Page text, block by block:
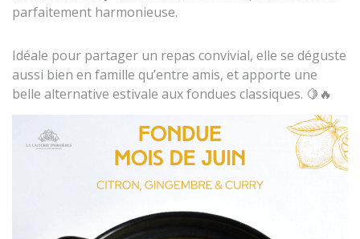
parfaitement harmonieuse.
Idéale pour partager un repas convivial, elle se déguste
aussi bien en famille qu’entre amis, et apporte une
belle alternative estivale aux fondues classiques. 🍋🔥